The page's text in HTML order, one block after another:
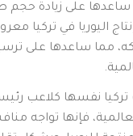
ساعدها على زيادة حجم
اليوريا في تركيا
مما ساعدها على
نفسها كلاعب
فإنها تواجه